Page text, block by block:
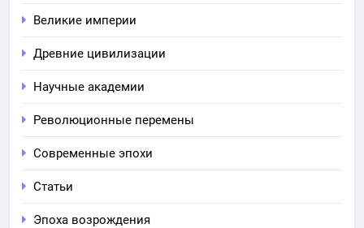
Великие империи
Древние цивилизации
Научные академии
Революционные перемены
Современные эпохи
Статьи
Эпоха возрождения